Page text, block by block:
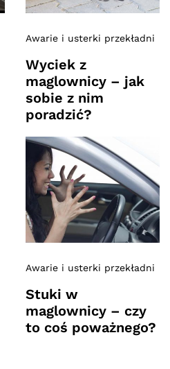
Awarie i usterki przekładni
Wyciek z
maglownicy – jak
sobie z nim
poradzić?
Awarie i usterki przekładni
Stuki w
maglownicy – czy
to coś poważnego?